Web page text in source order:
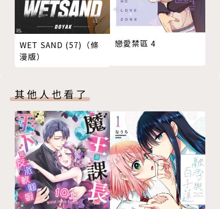
WET SAND (57)（條
漫版）
戀愛禁區 4
其他人也看了